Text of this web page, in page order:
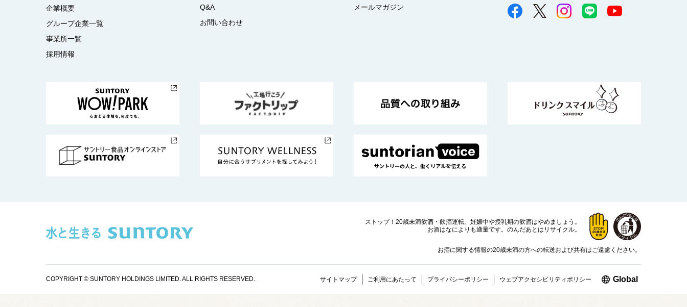
企業概要
グループ企業一覧
事業所一覧
採用情報
Q&A
お問い合わせ
メールマガジン
ストップ！20歳未満飲酒・飲酒運転。 妊娠中や授乳期の飲酒はやめましょう。
お酒はなによりも適量です。 のんだあとはリサイクル。
お酒に関する情報の20歳未満の方への転送および共有はご遠慮ください。
COPYRIGHT © SUNTORY HOLDINGS LIMITED.ALL RIGHTS RESERVED. サイトマップ ご利用にあたって プライバシーポリシー ウェブアクセシビリティポリシー Global新しいウィ